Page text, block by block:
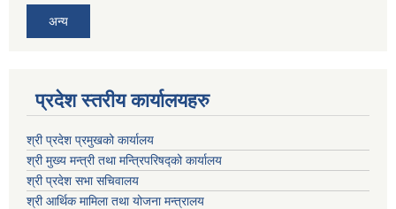
अन्य
प्रदेश स्तरीय कार्यालयहरु
श्री प्रदेश प्रमुखको कार्यालय
श्री मुख्य मन्त्री तथा मन्त्रिपरिषद्को कार्यालय
श्री प्रदेश सभा सचिवालय
श्री आर्थिक मामिला तथा योजना मन्त्रालय